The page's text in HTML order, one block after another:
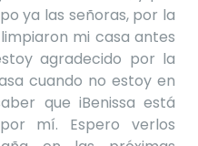
ya las señoras, por la
mi casa antes
agradecido por la
cuando no estoy en
que iBenissa está
mí.
Espero verlos